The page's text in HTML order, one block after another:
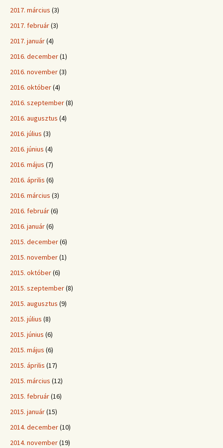
2017. március (3)
2017. február(3)
2017. január(4)
2016. december(1)
2016. november(3)
2016. október(4)
2016. szeptember(8)
2016. augusztus (4)
2016. július (3)
2016. június (4)
2016. május (7)
2016. április (6)
2016. március (3)
2016. február(6)
2016. január(6)
2015. december(6)
2015. november(1)
2015. október(6)
2015. szeptember(8)
2015. augusztus (9)
2015. július (8)
2015. június (6)
2015. május (6)
2015. április (17)
2015. március (12)
2015. február(16)
2015. január(15)
2014. december(10)
2014. november(19)